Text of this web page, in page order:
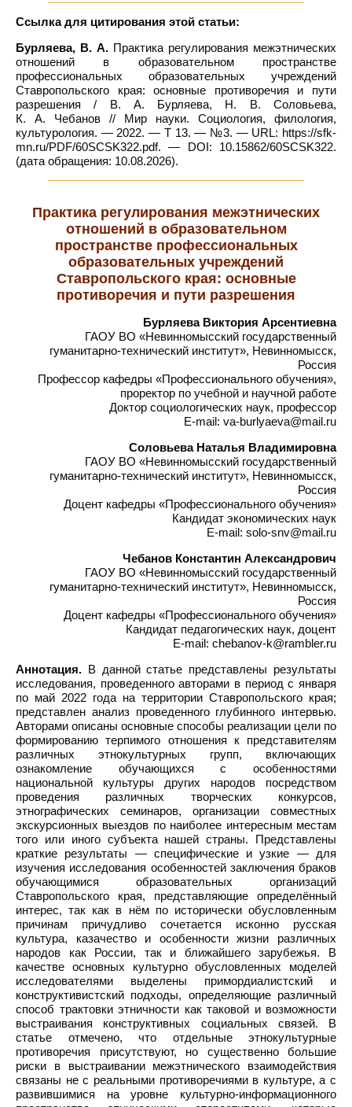
Ссылка для цитирования этой статьи:
Бурляева, В. А. Практика регулирования межэтнических
отношений в образовательном пространстве
профессиональных образовательных учреждений
Ставропольского края: основные противоречия и пути
разрешения / В. А. Бурляева, Н. В. Соловьева,
К. А. Чебанов // Мир науки. Социология, филология,
культурология. — 2022. — Т 13. — №3. — URL: https://sfk-
mn.ru/PDF/60SCSK322.pdf. — DOI: 10.15862/60SCSK322.
(дата обращения: 10.08.2026).
Практика регулирования межэтнических
отношений в образовательном
пространстве профессиональных
образовательных учреждений
Ставропольского края: основные
противоречия и пути разрешения
Бурляева Виктория Арсентиевна
ГАОУ ВО «Невинномысский государственный
гуманитарно-технический институт», Невинномысск,
Россия
Профессор кафедры «Профессионального обучения»,
проректор по учебной и научной работе
Доктор социологических наук, профессор
E-mail: va-burlyaeva@mail.ru
Соловьева Наталья Владимировна
ГАОУ ВО «Невинномысский государственный
гуманитарно-технический институт», Невинномысск,
Россия
Доцент кафедры «Профессионального обучения»
Кандидат экономических наук
E-mail: solo-snv@mail.ru
Чебанов Константин Александрович
ГАОУ ВО «Невинномысский государственный
гуманитарно-технический институт», Невинномысск,
Россия
Доцент кафедры «Профессионального обучения»
Кандидат педагогических наук, доцент
E-mail: chebanov-k@rambler.ru
Аннотация. В данной статье представлены результаты
исследования, проведенного авторами в период с января
по май 2022 года на территории Ставропольского края;
представлен анализ проведенного глубинного интервью.
Авторами описаны основные способы реализации цели по
формированию терпимого отношения к представителям
различных этнокультурных групп, включающих
ознакомление обучающихся с особенностями
национальной культуры других народов посредством
проведения различных творческих конкурсов,
этнографических семинаров, организации совместных
экскурсионных выездов по наиболее интересным местам
того или иного субъекта нашей страны. Представлены
краткие результаты — специфические и узкие — для
изучения исследования особенностей заключения браков
обучающимися образовательных организаций
Ставропольского края, представляющие определённый
интерес, так как в нём по исторически обусловленным
причинам причудливо сочетается исконно русская
культура, казачество и особенности жизни различных
народов как России, так и ближайшего зарубежья. В
качестве основных культурно обусловленных моделей
исследователями выделены примордиалистский и
конструктивистский подходы, определяющие различный
способ трактовки этничности как таковой и возможности
выстраивания конструктивных социальных связей. В
статье отмечено, что отдельные этнокультурные
противоречия присутствуют, но существенно большие
риски в выстраивании межэтнического взаимодействия
связаны не с реальными противоречиями в культуре, а с
развившимися на уровне культурно-информационного